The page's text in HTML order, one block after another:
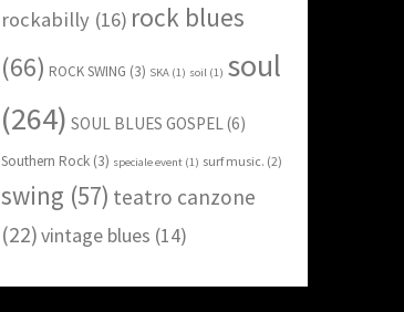
rockabilly(16) rock blues
(66) ROCK SWING (3) SKA(1) soil(1) soul
(264) SOUL BLUES GOSPEL(6)
Southern Rock(3) speciale event(1) surf music. (2)
swing (57) teatro canzone
(22)vintage blues (14)